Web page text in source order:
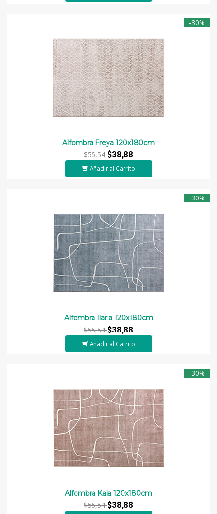
-30%
Alfombra Freya 120x180cm
$55,54$38,88
Añadir al Carrito
-30%
Alfombra Ilaria 120x180cm
$55,54$38,88
Añadir al Carrito
-30%
Alfombra Kaia 120x180cm
$55,54$38,88